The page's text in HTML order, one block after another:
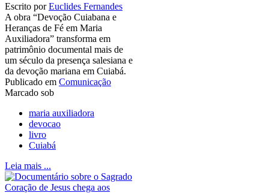
Escrito porEuclides Fernandes
A obra “Devoção Cuiabana e
Heranças de Fé em Maria
Auxiliadora” transforma em
patrimônio documental mais de
um século da presença salesiana e
da devoção mariana em Cuiabá.
Publicado em Comunicação
Marcado sob
maria auxiliadora
devocao
livro
Cuiabá
Leia mais ...